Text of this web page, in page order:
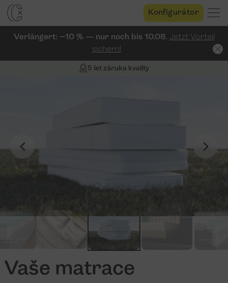
Konfigurátor
Verlängert: −10 % — nur noch bis 10.08. Jetzt Vorteil
sichern!
5 let záruka kvality
Vaše matrace